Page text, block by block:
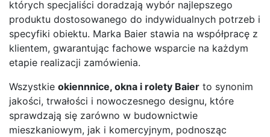
których specjaliści doradzają wybór najlepszego
produktu dostosowanego do indywidualnych potrzeb i
specyfiki obiektu. Marka Baier stawia na współpracę z
klientem, gwarantując fachowe wsparcie na każdym
etapie realizacji zamówienia.
Wszystkie okiennnice, okna i rolety Baier to synonim
jakości, trwałości i nowoczesnego designu, które
sprawdzają się zarówno w budownictwie
mieszkaniowym, jak i komercyjnym, podnosząc